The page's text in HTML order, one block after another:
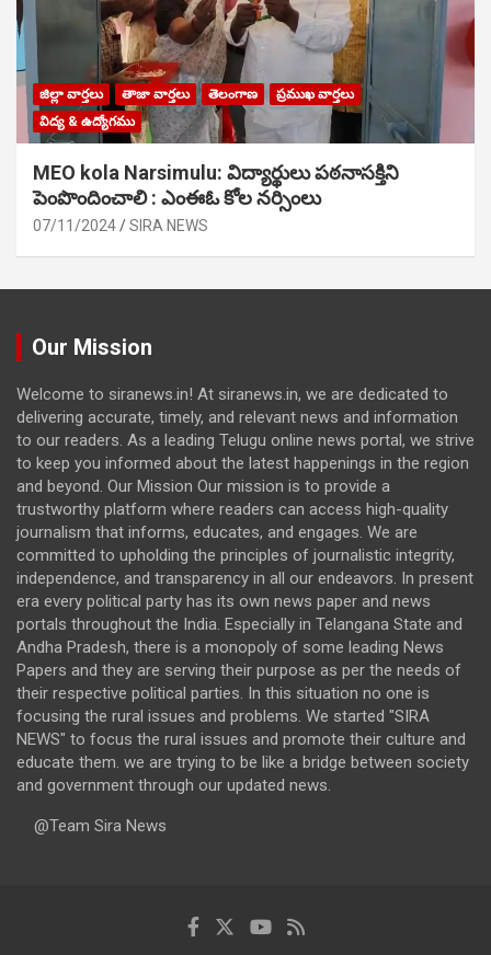
జిల్లా వార్తలు తాజా వార్తలు తెలంగాణ
ప్రముఖ వార్తలు
విద్య & ఉద్యోగము
MEO kola Narsimulu: విద్యార్థులు పఠ‌నాసక్తిని
పెంపొందించాలి : ఎంఈఓ కోల నర్సింలు
07/11/2024 SIRA NEWS
Our Mission
Welcome to siranews.in! At siranews.in, we are dedicated to
delivering accurate, timely, and relevant news and information
to our readers. As a leading Telugu online news portal, we strive
to keep you informed about the latest happenings in the region
and beyond. Our Mission Our mission is to provide a
trustworthy platform where readers can access high-quality
journalism that informs, educates, and engages. We are
committed to upholding the principles of journalistic integrity,
independence, and transparency in all our endeavors. In present
era every political party has its own news paper and news
portals throughout the India. Especially in Telangana State and
Andha Pradesh, there is a monopoly of some leading News
Papers and they are serving their purpose as per the needs of
their respective political parties. In this situation no one is
focusing the rural issues and problems. We started "SIRA
NEWS" to focus the rural issues and promote their culture and
educate them. we are trying to be like a bridge between society
and government through our updated news.
@Team Sira News